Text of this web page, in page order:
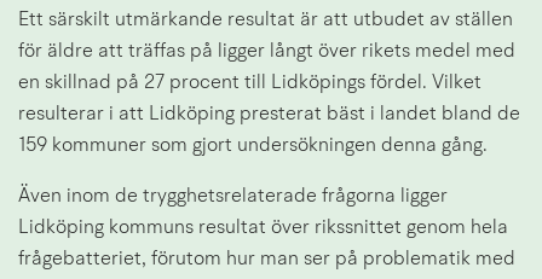
Ett särskilt utmärkande resultat är att utbudet av ställen
för äldre att träffas på ligger långt över rikets medel med
en skillnad på 27 procent till Lidköpings fördel. Vilket
resulterar i att Lidköping presterat bäst i landet bland de
159 kommuner som gjort undersökningen denna gång.
Även inom de trygghetsrelaterade frågorna ligger
Lidköping kommuns resultat över rikssnittet genom hela
frågebatteriet, förutom hur man ser på problematik med